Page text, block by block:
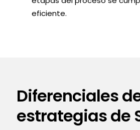
eficiente.
Diferenciales
estrategias de